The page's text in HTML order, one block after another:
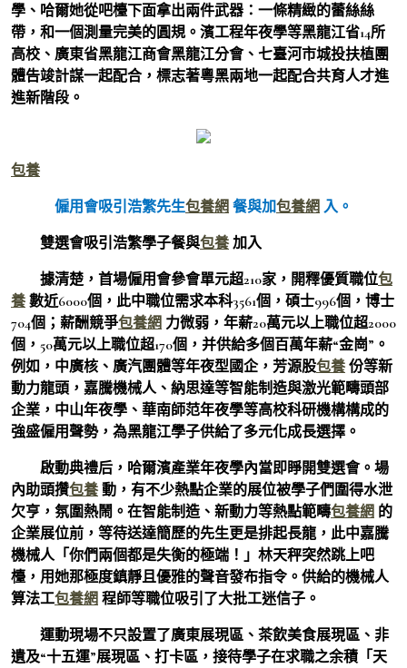
學、哈爾她從吧檯下面拿出兩件武器：一條精緻的蕾絲絲
帶，和一個測量完美的圓規。濱工程年夜學等黑龍江省14所
高校、廣東省黑龍江商會黑龍江分會、七臺河市城投扶植團
體告竣計謀一起配合，標志著粵黑兩地一起配合共育人才進
進新階段。
包養
僱用會吸引浩繁先生包養網 餐與加包養網 入。
雙選會吸引浩繁學子餐與包養 加入
據清楚，首場僱用會參會單元超210家，開釋優質職位包
養 數近6000個，此中職位需求本科3561個，碩士996個，博士
704個；薪酬競爭包養網 力微弱，年薪20萬元以上職位超2000
個，50萬元以上職位超170個，并供給多個百萬年薪“金崗”。
例如，中廣核、廣汽團體等年夜型國企，芳源股包養 份等新
動力龍頭，嘉騰機械人、納思達等智能制造與激光範疇頭部
企業，中山年夜學、華南師范年夜學等高校科研機構構成的
強盛僱用聲勢，為黑龍江學子供給了多元化成長選擇。
啟動典禮后，哈爾濱產業年夜學內當即睜開雙選會。場
內助頭攢包養 動，有不少熱點企業的展位被學子們圍得水泄
欠亨，氛圍熱鬧。在智能制造、新動力等熱點範疇包養網 的
企業展位前，等待送達簡歷的先生更是排起長龍，此中嘉騰
機械人「你們兩個都是失衡的極端！」林天秤突然跳上吧
檯，用她那極度鎮靜且優雅的聲音發布指令。供給的機械人
算法工包養網 程師等職位吸引了大批工迷信子。
運動現場不只設置了廣東展現區、茶飲美食展現區、非
遺及“十五運”展現區、打卡區，接待學子在求職之余積「天